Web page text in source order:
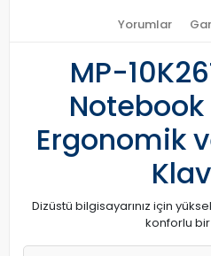
Yorumlar
MP-
Ergonomik
Dizüstü bilgisayarınız için
konforlu